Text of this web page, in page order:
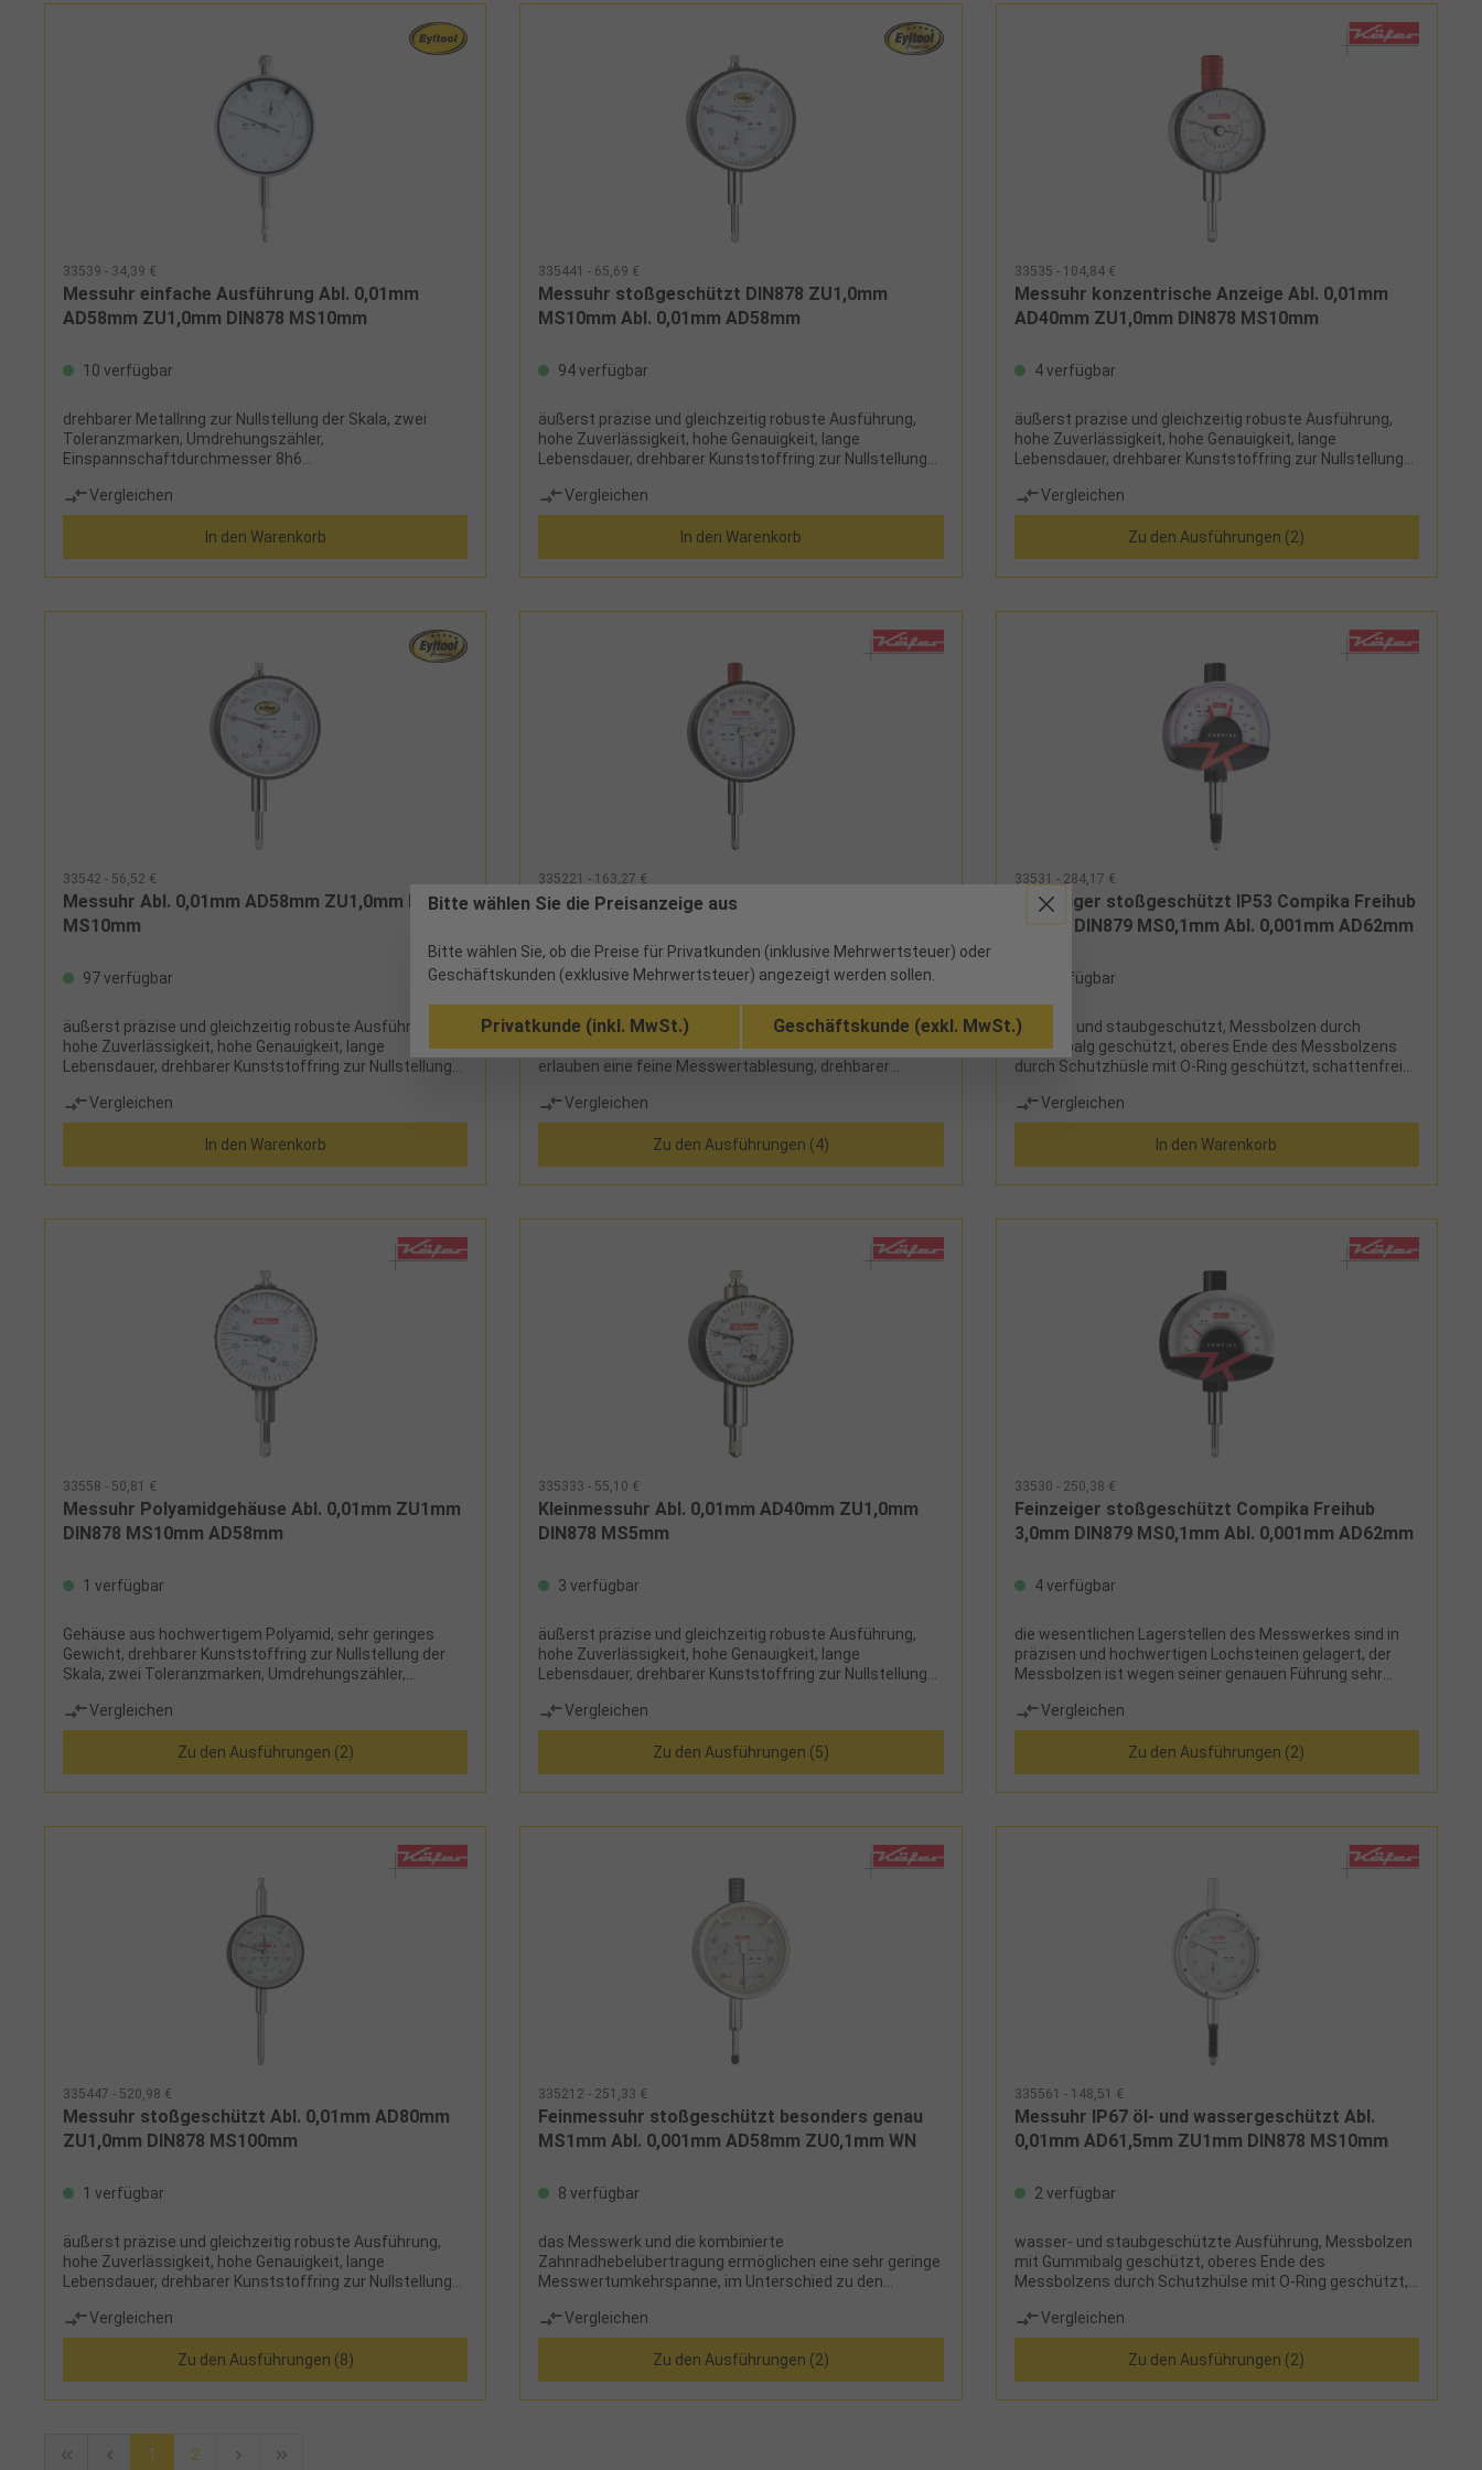
33539 - 34,39 €
Messuhr einfache Ausführung Abl. 0,01mm
AD58mm ZU1,0mm DIN878 MS10mm
10 verfügbar
drehbarer Metallring zur Nullstellung der Skala, zwei
Toleranzmarken, Umdrehungszähler,
Einspannschaftdurchmesser 8h6
Vergleichen
In den Warenkorb
335441 - 65,69 €
Messuhr stoßgeschützt DIN878 ZU1,0mm
MS10mm Abl. 0,01mm AD58mm
94 verfügbar
äußerst präzise und gleichzeitig robuste Ausführung,
hohe Zuverlässigkeit, hohe Genauigkeit, lange
Lebensdauer, drehbarer Kunststoffring zur Nullstellung
geläppter Messbolzen, stoßgeschützt,
Einspannschaftdurchmesser 8h6Lieferumfang:Messuhr
Vergleichen
In den Warenkorb
33535 - 104,84 €
Messuhr konzentrische Anzeige Abl. 0,01mm
AD40mm ZU1,0mm DIN878 MS10mm
4 verfügbar
äußerst präzise und gleichzeitig robuste Ausführung,
hohe Zuverlässigkeit, hohe Genauigkeit, lange
Lebensdauer, drehbarer Kunststoffring zur Nullstellung
geläppter Messbolzen, Übersetzungsverhältnis 1 mm
pro Zeigerumdrehung, mit konzentrischer Ablesung,
Einspannschaftdurchmesser 8h6Lieferumfang:Messuhr
und Etui
Vergleichen
Zu den Ausführungen (2)
33542 - 56,52 €
Messuhr Abl. 0,01mm AD58mm ZU1,0mm DIN878
MS10mm
97 verfügbar
äußerst präzise und gleichzeitig robuste Ausführung,
hohe Zuverlässigkeit, hohe Genauigkeit, lange
Lebensdauer, drehbarer Kunststoffring zur Nullstellung
geläppter Messbolzen, Einspannschaftdurchmesser
8h6Lieferumfang:Messuhr und Etui
Vergleichen
In den Warenkorb
335221 - 163,27 €
Feinmessuhr stoßgeschützt MS1mm Abl.
2 verfügbar
die Präzisions-Zahnradmesswerke mit einer
Übersetzung von 0,2 mm Messweg pro Umdrehung
erlauben eine feine Messwertablesung, drehbarer
Messbolzen, zwei Toleranzmarken, stoßgeschützte
Ausführung, Einspannschaftdurchmesser
8h6Lieferumfang:Messuhr und Etui
Vergleichen
Zu den Ausführungen (4)
33531 - 284,17 €
Feinzeiger stoßgeschützt IP53 Compika Freihub
3,0mm DIN879 MS0,1mm Abl. 0,001mm AD62mm
2 verfügbar
wasser- und staubgeschützt, Messbolzen durch
Gummibalg geschützt, oberes Ende des Messbolzens
durch Schutzhüsle mit O-Ring geschützt, schattenfreie
Rückwand mit speziellem Gummiring abgedichtet, die
wesentlichen Lagerstellen des Messwerkes sind in
präzisen und hochwertigen Lochsteinen gelagert, der
Messbolzen ist wegen seiner genauen Führung sehr
feinfühlig, zwei Toleranzmarken, stoßgeschützte
Einspannschaftdurchmesser 8h6Lieferumfang:Messuhr
Vergleichen
In den Warenkorb
33558 - 50,81 €
Messuhr Polyamidgehäuse Abl. 0,01mm ZU1mm
DIN878 MS10mm AD58mm
1 verfügbar
Gehäuse aus hochwertigem Polyamid, sehr geringes
Gewicht, drehbarer Kunststoffring zur Nullstellung der
Skala, zwei Toleranzmarken, Umdrehungszähler,
8h6Lieferumfang:Messuhr und Etui
Vergleichen
Zu den Ausführungen (2)
335333 - 55,10 €
Kleinmessuhr Abl. 0,01mm AD40mm ZU1,0mm
DIN878 MS5mm
3 verfügbar
äußerst präzise und gleichzeitig robuste Ausführung,
hohe Zuverlässigkeit, hohe Genauigkeit, lange
Lebensdauer, drehbarer Kunststoffring zur Nullstellung
geläppter Messbolzen, Einspannschaftdurchmesser
8h6Lieferumfang:Messuhr und Etui
Vergleichen
Zu den Ausführungen (5)
33530 - 250,38 €
Feinzeiger stoßgeschützt Compika Freihub
3,0mm DIN879 MS0,1mm Abl. 0,001mm AD62mm
4 verfügbar
die wesentlichen Lagerstellen des Messwerkes sind in
präzisen und hochwertigen Lochsteinen gelagert, der
Messbolzen ist wegen seiner genauen Führung sehr
Ausführung, geläppter Messbolzen,
Einspannschaftdurchmesser 8h6Lieferumfang:Messuhr
Vergleichen
Zu den Ausführungen (2)
335447 - 520,98 €
Messuhr stoßgeschützt Abl. 0,01mm AD80mm
ZU1,0mm DIN878 MS100mm
1 verfügbar
äußerst präzise und gleichzeitig robuste Ausführung,
hohe Zuverlässigkeit, hohe Genauigkeit, lange
Lebensdauer, drehbarer Kunststoffring zur Nullstellung
geläppter Messbolzen, stoßgeschützt,
Einspannschaftdurchmesser 8h6
mmLieferumfang:Messuhr und Etui
Vergleichen
Zu den Ausführungen (8)
335212 - 251,33 €
Feinmessuhr stoßgeschützt besonders genau
MS1mm Abl. 0,001mm AD58mm ZU0,1mm WN
8 verfügbar
das Messwerk und die kombinierte
Zahnradhebelübertragung ermöglichen eine sehr geringe
Messwertumkehrspanne, im Unterschied zu den
Messspanne mit 1 mm geliefert,drehbarer Metallring zur
Nullstellung der Skala, geläppter Messbolzen, zwei
Toleranzmarken, stoßgeschützte Ausführung,
Einspannschaftdurchmesser 8h6Lieferumfang:Messuhr
und Etui
Vergleichen
Zu den Ausführungen (2)
335561 - 148,51 €
Messuhr IP67 öl- und wassergeschützt Abl.
0,01mm AD61,5mm ZU1mm DIN878 MS10mm
2 verfügbar
wasser- und staubgeschützte Ausführung, Messbolzen
mit Gummibalg geschützt, oberes Ende des
Messbolzens durch Schutzhülse mit O-Ring geschützt,
abgedichtetem O-Ring, Rückwand mit speziellem
Gummiring abgedichtet, äußerst präzise und gleichzeitig
robuste Ausführung, hohe Zuverlässigkeit, hohe
Genauigkeit, lange Lebensdauer, zwei Toleranzmarken,
Umdrehungszähler, geläppter Messbolzen,
Vergleichen
Zu den Ausführungen (2)
1 2
Bitte wählen Sie die Preisanzeige aus
Bitte wählen Sie, ob die Preise für Privatkunden (inklusive Mehrwertsteuer) oder
Geschäftskunden (exklusive Mehrwertsteuer) angezeigt werden sollen.
Privatkunde (inkl. MwSt.) Geschäftskunde (exkl. MwSt.)